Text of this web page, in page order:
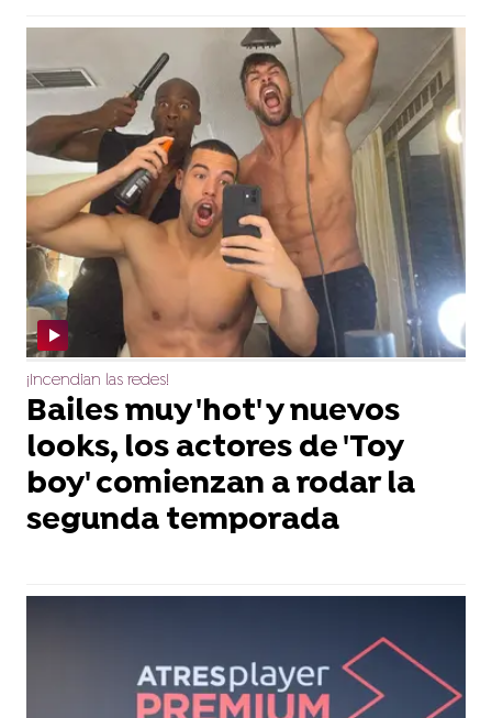
¡Incendian las redes!
Bailes muy 'hot' y nuevos
looks, los actores de 'Toy
boy' comienzan a rodar la
segunda temporada